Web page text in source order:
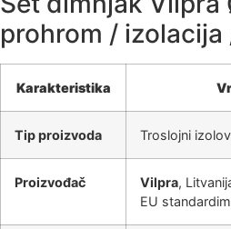
prohrom / izolacija
Karakteristika
Tip proizvoda Troslojni
Proizvođač Vilpra,
EU